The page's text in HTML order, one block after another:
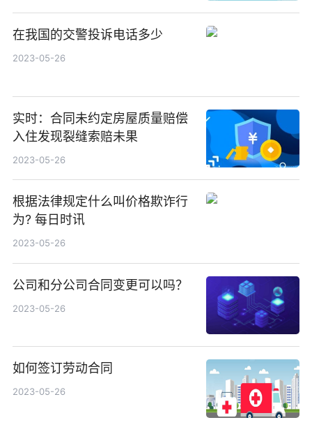
在我国的交警投诉电话多少
2023-05-26
实时：合同未约定房屋质量赔偿
入住发现裂缝索赔未果
2023-05-26
根据法律规定什么叫价格欺诈行
为? 每日时讯
2023-05-26
公司和分公司合同变更可以吗？
2023-05-26
如何签订劳动合同
2023-05-26